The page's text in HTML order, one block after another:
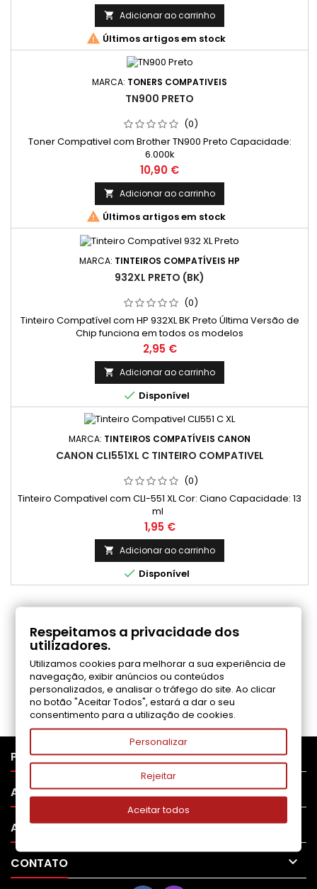
 Adicionar ao carrinho
 Últimos artigos em stock
MARCA: TONERS COMPATIVEIS
TN900 PRETO
(0)
Toner Compativel com Brother TN900 Preto Capacidade:
6.000k
Preço
10,90 €
 Adicionar ao carrinho
 Últimos artigos em stock
MARCA: TINTEIROS COMPATÍVEIS HP
932XL PRETO (BK)
(0)
Tinteiro Compatível com HP 932XL BK Preto Última Versão de
Chip funciona em todos os modelos
Preço
2,95 €
 Adicionar ao carrinho
 Disponível
MARCA: TINTEIROS COMPATÍVEIS CANON
CANON CLI551XL C TINTEIRO COMPATIVEL
(0)
Tinteiro Compativel com CLI-551 XL Cor: Ciano Capacidade: 13
ml
Preço
1,95 €
 Adicionar ao carrinho
 Disponível
COMENTÁRIOS (0)
Seja o primeiro a fazer uma avaliação
PRODUTOS 
APOIO AO CLIENTE 
A SUA CONTA 
CONTATO 
Respeitamos a privacidade dos
utilizadores.
Utilizamos cookies para melhorar a sua experiência de
navegação, exibir anúncios ou conteúdos
personalizados, e analisar o tráfego do site. Ao clicar
no botão "Aceitar Todos", estará a dar o seu
consentimento para a utilização de cookies.
Personalizar
Rejeitar
Aceitar todos